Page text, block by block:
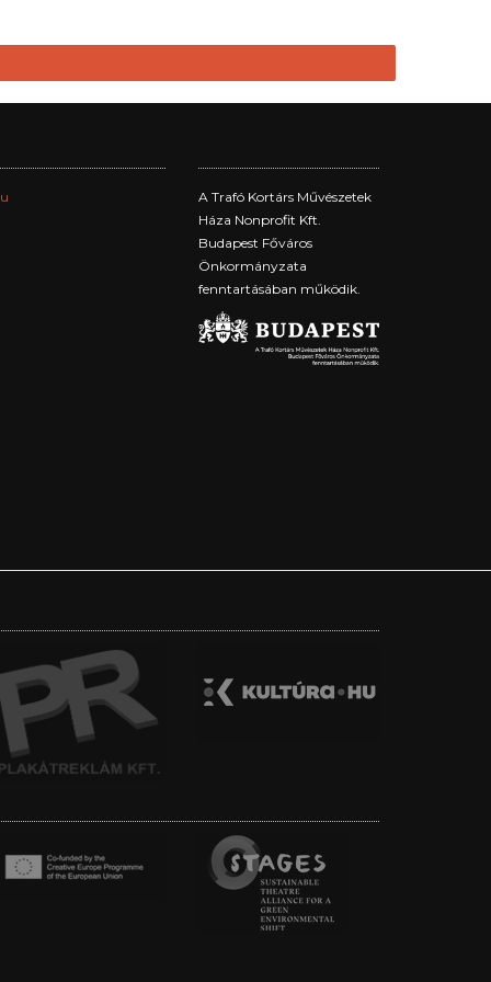
A Trafó Kortárs Művészetek
Háza Nonprofit Kft.
Budapest Főváros
Önkormányzata
fenntartásában működik.